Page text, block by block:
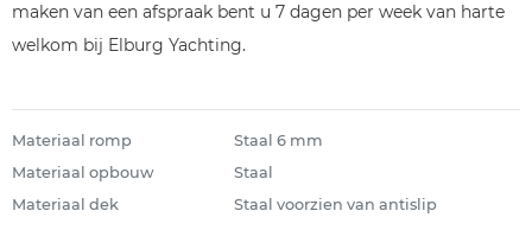
maken van een afspraak bent u 7 dagen per week van harte
welkom bij Elburg Yachting.
Materiaal romp
Staal 6 mm
Materiaal opbouw
Staal
Materiaal dek
Staal voorzien van antislip